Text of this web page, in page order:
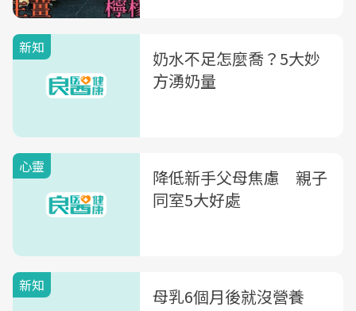
新知
奶水不足怎麼喬？5大妙
方湧奶量
心靈
降低新手父母焦慮 親子
同室5大好處
新知
母乳6個月後就沒營養